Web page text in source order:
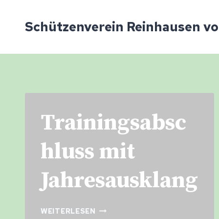
springenSchützenverein Reinhausen
Trainingsabsc
hluss mit
Jahresausklang
WEITERLESEN TRAININGSABSCHLUSS